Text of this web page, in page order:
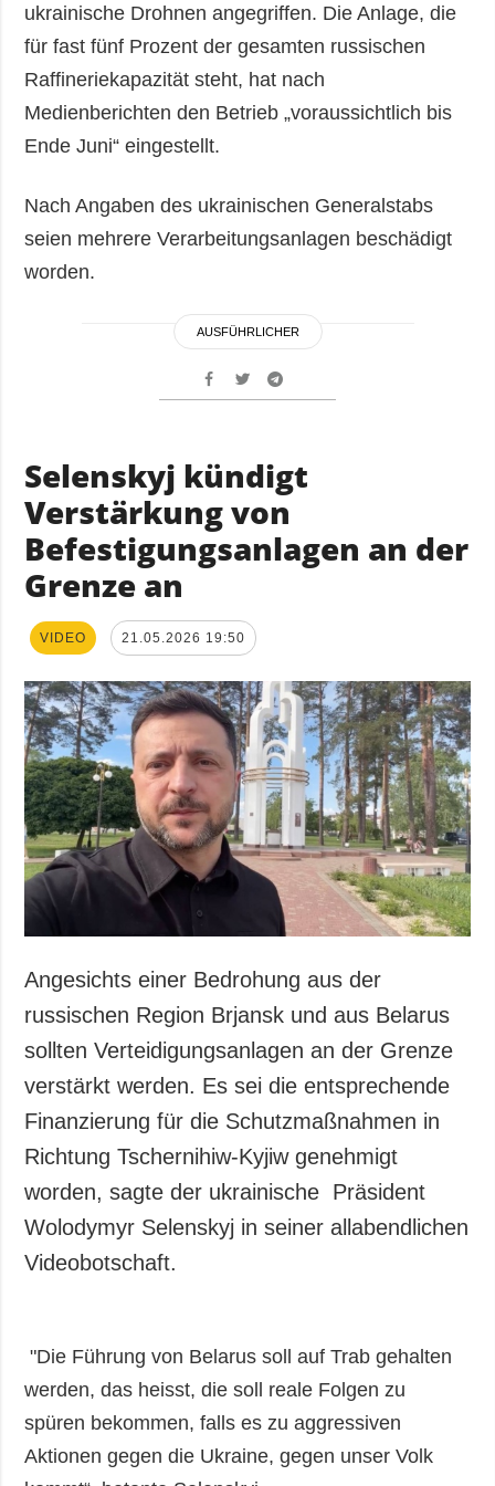
ukrainische Drohnen angegriffen. Die Anlage, die
für fast fünf Prozent der gesamten russischen
Raffineriekapazität steht, hat nach
Medienberichten den Betrieb „voraussichtlich bis
Ende Juni“ eingestellt.
Nach Angaben des ukrainischen Generalstabs
seien mehrere Verarbeitungsanlagen beschädigt
worden.
AUSFÜHRLICHER
Selenskyj kündigt
Verstärkung von
Befestigungsanlagen an der
Grenze an
VIDEO 21.05.2026 19:50
Angesichts einer Bedrohung aus der
russischen Region Brjansk und aus Belarus
sollten Verteidigungsanlagen an der Grenze
verstärkt werden. Es sei die entsprechende
Finanzierung für die Schutzmaßnahmen in
Richtung Tschernihiw-Kyjiw genehmigt
worden, sagte der ukrainische Präsident
Wolodymyr Selenskyj in seiner allabendlichen
Videobotschaft.
"Die Führung von Belarus soll auf Trab gehalten
werden, das heisst, die soll reale Folgen zu
spüren bekommen, falls es zu aggressiven
Aktionen gegen die Ukraine, gegen unser Volk